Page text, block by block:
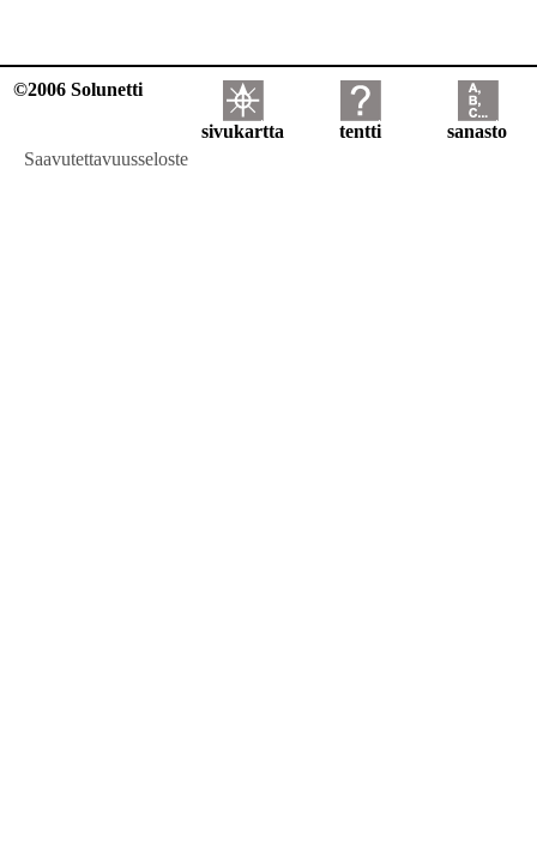
©2006 Solunetti
sivukartta tentti
sanasto
Saavutettavuusseloste